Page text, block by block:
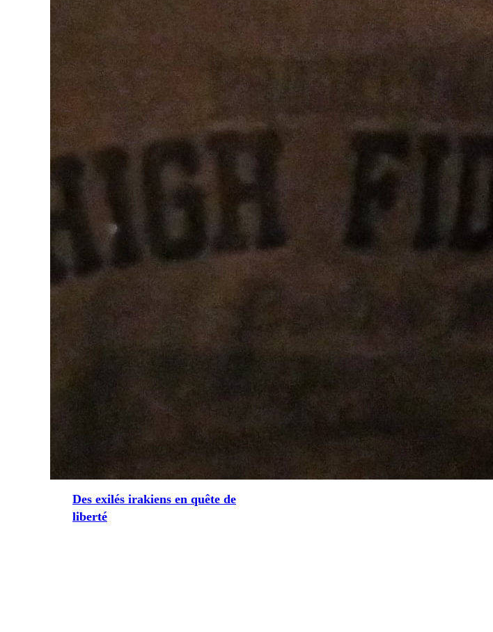
Des exilés irakiens en quête de
liberté